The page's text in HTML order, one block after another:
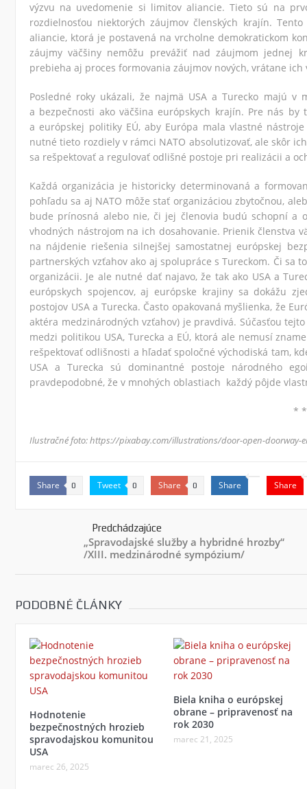
výzvu na uvedomenie si limitov aliancie. Tieto sú na
rozdielnosťou niektorých záujmov členských krajín.
aliancie, ktorá je postavená na vrcholne demokratickom
záujmy väčšiny nemôžu prevážiť nad záujmom jednej
prebieha aj proces formovania záujmov nových, vrátane
Posledné roky ukázali, že najmä USA a Turecko majú
a bezpečnosti ako väčšina európskych krajín. Pre nás
a európskej politiky EÚ, aby Európa mala vlastné
nutné tieto rozdiely v rámci NATO absolutizovať, ale skôr
sa rešpektovať a regulovať odlišné postoje pri realizácii a
Každá organizácia je historicky determinovaná a
pohľadu sa aj NATO môže stať organizáciou zbytočnou,
bude prínosná alebo nie, či jej členovia budú schopní a
vhodných nástrojom na ich dosahovanie. Prienik členstva
na nájdenie riešenia silnejšej samostatnej európskej
partnerských vzťahov ako aj spolupráce s Tureckom. Či sa
organizácii. Je ale nutné dať najavo, že tak ako USA a
európskych spojencov, aj európske krajiny sa dokážu
postojov USA a Turecka. Často opakovaná myšlienka, že
aktéra medzinárodných vzťahov) je pravdivá. Súčasťou
medzi politikou USA, Turecka a EÚ, ktorá ale nemusí
rešpektovať odlišnosti a hľadať spoločné východiská tam,
USA a Turecka sú dominantné postoje národného
pravdepodobné, že v mnohých oblastiach každý pôjde
*
Ilustračné foto: https://pixabay.com/illustrations/door-open-doorway-
Share 0 Tweet 0 Share 0 Share Share
Predchádzajúce
„Spravodajské služby a hybridné hrozby“
/XIII. medzinárodné sympózium/
PODOBNÉ ČLÁNKY
Hodnotenie
bezpečnostných hrozieb
spravodajskou komunitou
USA
marec 26, 2025
Biela kniha o európskej
obrane – pripravenosť na
rok 2030
marec 21, 2025